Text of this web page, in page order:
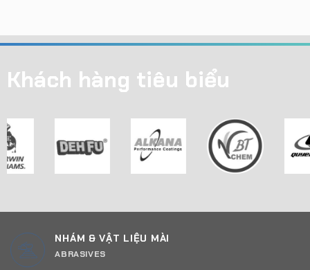
Khách hàng tiêu biểu
NHÁM & VẬT LIỆU MÀI
ABRASIVES